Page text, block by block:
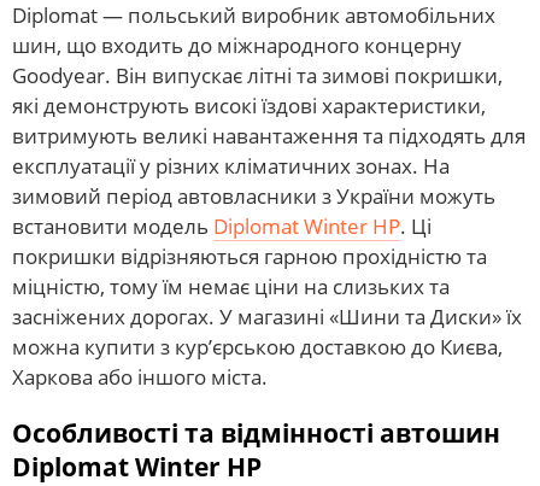
Diplomat — польський виробник автомобільних
шин, що входить до міжнародного концерну
Goodyear. Він випускає літні та зимові покришки,
які демонструють високі їздові характеристики,
витримують великі навантаження та підходять для
експлуатації у різних кліматичних зонах. На
зимовий період автовласники з України можуть
встановити модель Diplomat Winter HP. Ці
покришки відрізняються гарною прохідністю та
міцністю, тому їм немає ціни на слизьких та
засніжених дорогах. У магазині «Шини та Диски» їх
можна купити з кур’єрською доставкою до Києва,
Харкова або іншого міста.
Особливості та відмінності автошин
Diplomat Winter HP